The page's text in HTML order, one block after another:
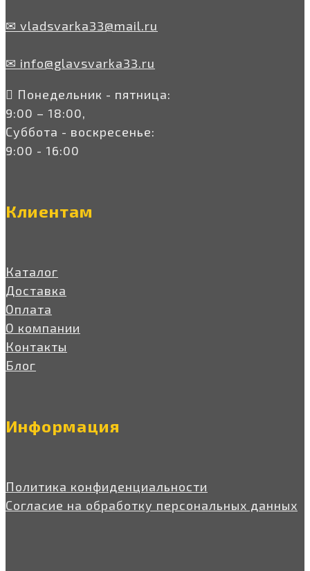
✉ vladsvarka33@mail.ru
✉ info@glavsvarka33.ru
Понедельник - пятница:
9:00 – 18:00,
Суббота - воскресенье:
9:00 - 16:00
Клиентам
Каталог
Доставка
Оплата
О компании
Контакты
Блог
Информация
Политика конфиденциальности
Согласие на обработку персональных данных